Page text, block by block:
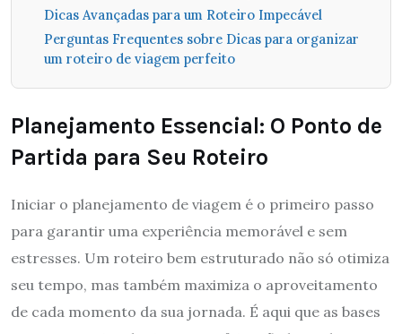
Dicas Avançadas para um Roteiro Impecável
Perguntas Frequentes sobre Dicas para organizar
um roteiro de viagem perfeito
Planejamento Essencial: O Ponto de
Partida para Seu Roteiro
Iniciar o planejamento de viagem é o primeiro passo
para garantir uma experiência memorável e sem
estresses. Um roteiro bem estruturado não só otimiza
seu tempo, mas também maximiza o aproveitamento
de cada momento da sua jornada. É aqui que as bases